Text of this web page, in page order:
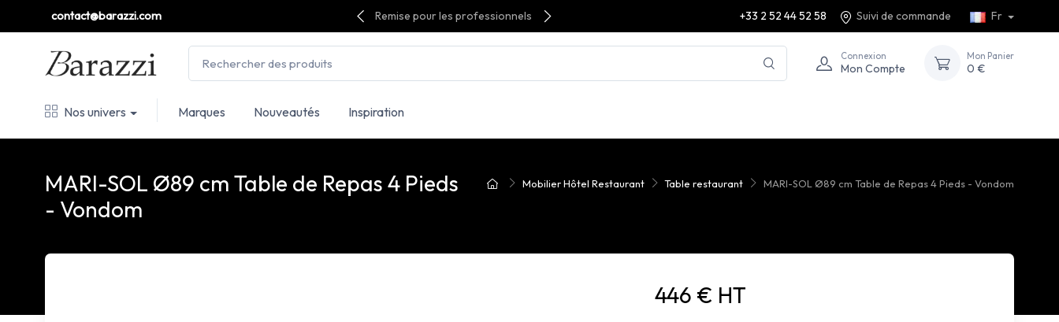
contact@barazzi.com Remise pour les professionnels +33 2 52 44 52 58 Suivi de commande Fr
Connexion
Mon Compte
Mon Panier
0 €
Nos univers Marques Nouveautés Inspiration
Mobilier Hôtel Restaurant Table restaurant MARI-SOL Ø89 cm Table de Repas 4 Pieds - Vondom
MARI-SOL Ø89 cm Table de Repas 4 Pieds
- Vondom
446 € HT